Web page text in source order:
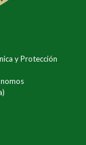
y Protección